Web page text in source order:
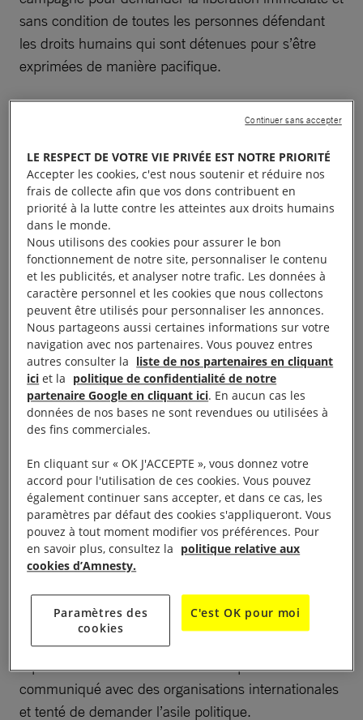
sans condition de toutes les personnes défendant
les droits humains qui sont détenues pour s’être
exprimées de manière pacifique.
Lire aussi :Les défenseurs des droits humains en
Les voix critiques réduites
au silence
Dans notre rapport, nous constatons les terribles
conséquences des poursuites engagées devant ce
tribunal contre des défenseurs des droits humains,
des écrivains, des économistes, des journalistes,
des religieux, des réformistes et des militants
politiques, ainsi que des personnes appartenant à la
minorité chiite d’Arabie Saoudite
nombreux cas, ces personnes ont fait l’objet de
procès qui manquaient cruellement d’équité à
l’issue desquels des peines lourdes, y compris la
peine de mort, ont été prononcées. C’est le cas du
défenseur Mohammad al-Otaibi, membre fondateur
de l’Union pour les droits humains, qui s’est vu
infliger une peine de 14 ans de prison pour avoir
essayé de créer une organisation indépendante de
défense des droits humains. Il doit aujourd’hui
répondre de nouvelles accusations pour avoir
communiqué avec des organisations internationales
et tenté de demander l’asile politique.
LE RESPECT DE VOTRE VIE PRIVÉE EST NOTRE PRIORITÉ
Accepter les cookies, c'est nous soutenir et réduire nos
frais de collecte afin que vos dons contribuent en
priorité à la lutte contre les atteintes aux droits humains
dans le monde.
Nous utilisons des cookies pour assurer le bon
fonctionnement de notre site, personnaliser le contenu
et les publicités, et analyser notre trafic. Les données à
caractère personnel et les cookies que nous collectons
peuvent être utilisés pour personnaliser les annonces.
Nous partageons aussi certaines informations sur votre
navigation avec nos partenaires. Vous pouvez entres
autres consulter la liste de nos partenaires en cliquant
ici et la politique de confidentialité de notre
partenaire Google en cliquant ici. En aucun cas les
données de nos bases ne sont revendues ou utilisées à
des fins commerciales.
En cliquant sur « OK J'ACCEPTE », vous donnez votre
accord pour l'utilisation de ces cookies. Vous pouvez
également continuer sans accepter, et dans ce cas, les
paramètres par défaut des cookies s'appliqueront. Vous
pouvez à tout moment modifier vos préférences. Pour
en savoir plus, consultez la politique relative aux
cookies d’Amnesty.
Paramètres des
cookies
C'est OK pour moi
Continuer sans accepter